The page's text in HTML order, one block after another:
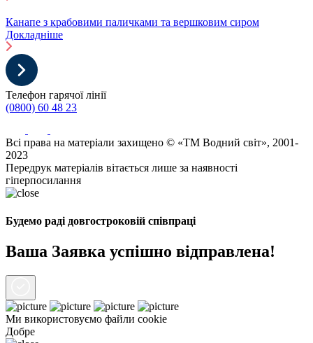
Канапе з крабовими паличками та вершковим сиром
Докладніше
Телефон гарячої лінії
(0800) 60 48 23
Всі права на матеріали захищено © «ТМ Водний світ», 2001-
2023
Передрук матеріалів вітається лише за наявності
гіперпосилання
Будемо раді довгостроковій співпраці
Ваша Заявка успішно відправлена!
Ми використовуємо файли cookie
Добре